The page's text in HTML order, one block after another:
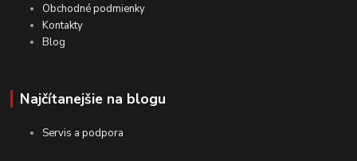
Obchodné podmienky
Kontakty
Blog
Najčítanejšie na blogu
Servis a podpora